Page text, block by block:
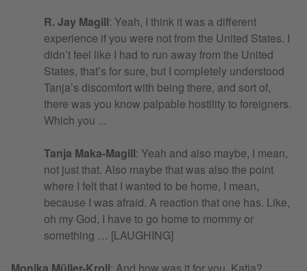
R. Jay Magill: Yeah, I think it was a different
experience if you were not from the United States. I
didn’t feel like I had to run away from the United
States, that’s for sure, but I completely understood
Tanja’s discomfort with being there, and sort of,
there was you know palpable hostility to foreigners.
Which you ...
Tanja Maka-Magill: Yeah and also maybe, I mean,
not just that. Also maybe that was also the point
where I felt that I wanted to be home, I mean,
because I was afraid. A reaction that one has. Like,
oh my God, I have to go home to mommy or
something … [LAUGHING]